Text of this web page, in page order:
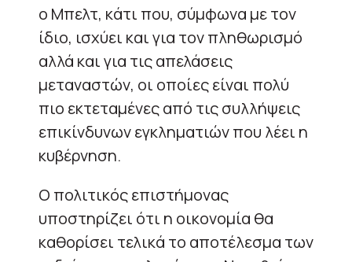
ο Μπελτ, κάτι που, σύμφωνα με τον
ίδιο, ισχύει και για τον πληθωρισμό
αλλά και για τις απελάσεις
μεταναστών, οι οποίες είναι πολύ
πιο εκτεταμένες από τις συλλήψεις
επικίνδυνων εγκληματιών που λέει η
κυβέρνηση.
Ο πολιτικός επιστήμονας
υποστηρίζει ότι η οικονομία θα
καθορίσει τελικά το αποτέλεσμα των